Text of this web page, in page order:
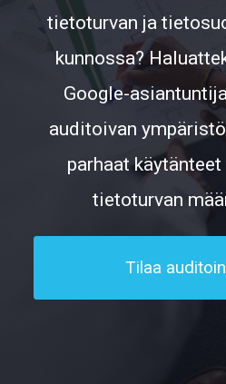
tietoturvan ja
kunnossa?
Google-
auditoivan
parhaat
tietoturvan
Tilaa